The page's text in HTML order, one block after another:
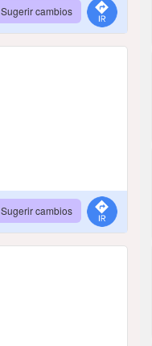
Sugerir cambios
Sugerir cambios